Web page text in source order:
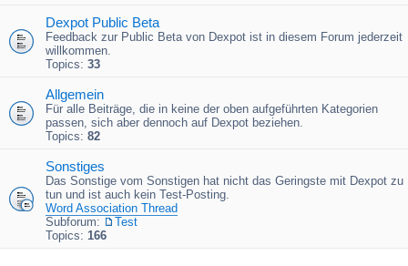
Dexpot Public Beta
Feedback zur Public Beta von Dexpot ist in diesem Forum jederzeit
willkommen.
Topics: 33
Allgemein
Für alle Beiträge, die in keine der oben aufgeführten Kategorien
passen, sich aber dennoch auf Dexpot beziehen.
Topics: 82
Sonstiges
Das Sonstige vom Sonstigen hat nicht das Geringste mit Dexpot zu
tun und ist auch kein Test-Posting.
Word Association Thread
Subforum:
Test
Topics: 166